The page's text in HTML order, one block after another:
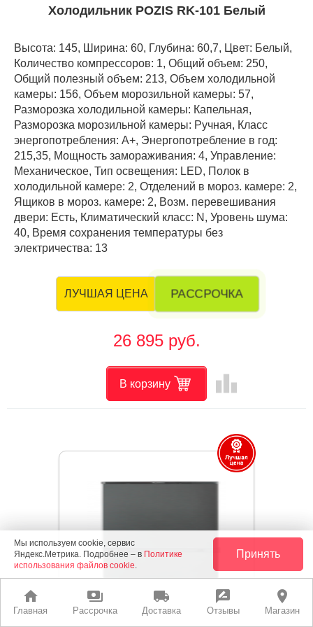
home
Главная
payments
Рассрочка
local_shipping
Доставка
rate_review
Отзывы
place
Магазин
Холодильник POZIS RK-101 Белый
Высота: 145, Ширина: 60, Глубина: 60,7, Цвет: Белый,
Количество компрессоров: 1, Общий объем: 250,
Общий полезный объем: 213, Объем холодильной
камеры: 156, Объем морозильной камеры: 57,
Разморозка холодильной камеры: Капельная,
Разморозка морозильной камеры: Ручная, Класс
энергопотребления: А+, Энергопотребление в год:
215,35, Мощность замораживания: 4, Управление:
Механическое, Тип освещения: LED, Полок в
холодильной камере: 2, Отделений в мороз. камере: 2,
Ящиков в мороз. камере: 2, Возм. перевешивания
двери: Есть, Климатический класс: N, Уровень шума:
40, Время сохранения температуры без
электричества: 13
ЛУЧШАЯ ЦЕНА РАССРОЧКА
26 895 руб.
В корзину leaderboard
Мы используем cookie, сервис
Яндекс.Метрика. Подробнее – в Политике
использования файлов cookie.
Принять